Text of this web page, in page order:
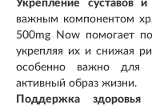
Укрепление суставов и
важным компонентом
500mg Now помогает
укрепляя их и снижая
особенно важно для
активный образ жизни.
Поддержка здоровья